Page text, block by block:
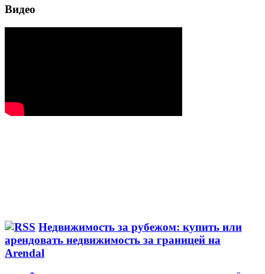
Видео
Недвижимость за рубежом: купить или
арендовать недвижимость за границей на
Arendal